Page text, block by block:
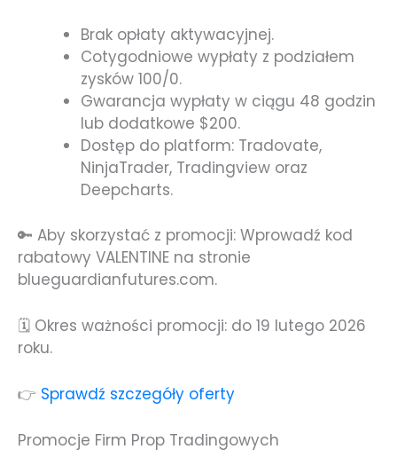
Brak opłaty aktywacyjnej.
Cotygodniowe wypłaty z podziałem
zysków 100/0.
Gwarancja wypłaty w ciągu 48 godzin
lub dodatkowe $200.
Dostęp do platform: Tradovate,
NinjaTrader, Tradingview oraz
Deepcharts.
🔑 Aby skorzystać z promocji: Wprowadź kod
rabatowy VALENTINE na stronie
blueguardianfutures.com.
🗓️ Okres ważności promocji: do 19 lutego 2026
roku.
👉 Sprawdź szczegóły oferty
Promocje Firm Prop Tradingowych